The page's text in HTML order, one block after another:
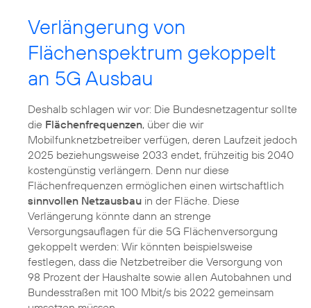
Verlängerung von
Flächenspektrum gekoppelt
an 5G Ausbau
Deshalb schlagen wir vor: Die Bundesnetzagentur sollte
die Flächenfrequenzen, über die wir
Mobilfunknetzbetreiber verfügen, deren Laufzeit jedoch
2025 beziehungsweise 2033 endet, frühzeitig bis 2040
kostengünstig verlängern. Denn nur diese
Flächenfrequenzen ermöglichen einen wirtschaftlich
sinnvollen Netzausbau in der Fläche. Diese
Verlängerung könnte dann an strenge
Versorgungsauflagen für die 5G Flächenversorgung
gekoppelt werden: Wir könnten beispielsweise
festlegen, dass die Netzbetreiber die Versorgung von
98 Prozent der Haushalte sowie allen Autobahnen und
Bundesstraßen mit 100 Mbit/s bis 2022 gemeinsam